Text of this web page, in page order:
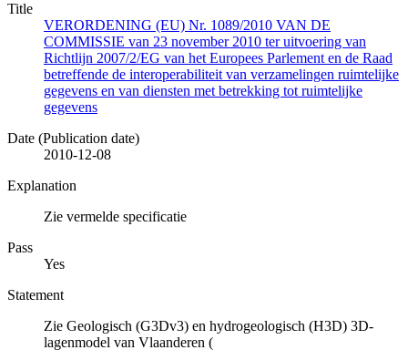
Title
VERORDENING (EU) Nr. 1089/2010 VAN DE
COMMISSIE van 23 november 2010 ter uitvoering van
Richtlijn 2007/2/EG van het Europees Parlement en de Raad
betreffende de interoperabiliteit van verzamelingen ruimtelijke
gegevens en van diensten met betrekking tot ruimtelijke
gegevens
Date (Publication date)
2010-12-08
Explanation
Zie vermelde specificatie
Pass
Yes
Statement
Zie Geologisch (G3Dv3) en hydrogeologisch (H3D) 3D-
lagenmodel van Vlaanderen (